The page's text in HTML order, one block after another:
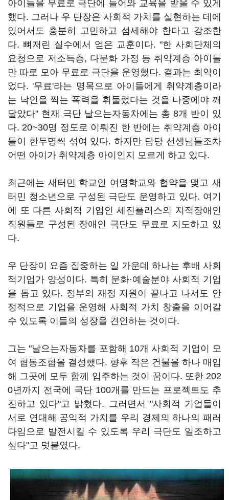
아이들을 무료로 극단에 들어와 교육을 받을 수 있게
했다. 그러나 우 단장은 사회적 가치를 실현하는 데에
있어서도 충분히 고민하고 섬세해야 한다고 강조한
다. 뼈저린 실수에서 얻은 교훈이다. "한 사회단체의
요청으로 저소득층, 다문화 가정 등 취약계층 아이들
만 따로 모아 무료로 극단을 운영했다. 결과는 최악이
었다. '무료'라는 명목으로 아이들에게 취약계층이라
는 낙인을 찍는 폭력을 휘둘렀다는 것을 나중에야 깨
달았다" 현재 극단 날으는자동차에는 총 8개 반이 있
다. 20~30명 정도로 이뤄진 한 반에는 취약계층 아이
들이 한두명씩 섞여 있다. 하지만 담당 선생님들조차
어떤 아이가 취약계층 아이인지 모르게 하고 있다.
최근에는 새터민 학교인 여명학교와 협약을 맺고 새
터민 청소년으로 구성된 극단도 운영하고 있다. 여기
에 또 다른 사회적 기업인 세진플러스의 지적장애인
직원들로 구성된 장애인 극단도 무료로 지도하고 있
다.
우 단장이 요즘 집중하는 일 가운데 하나는 후배 사회
적기업가 양성이다. 특히 문화·예술분야 사회적 기업
을 돕고 있다. 정부의 재정 지원이 끝나고 나서도 안
정적으로 기업을 운영해 사회적 가치 창출을 이어갈
수 있도록 이들의 성장을 견인하는 것이다.
그는 "날으는자동차를 포함해 10개 사회적 기업이 모
여 협동조합을 결성했다. 향후 작은 건물을 하나 매입
해 그곳에 모두 함께 입주하는 것이 꿈이다. 또한 202
0년까지 전국에 극단 100개를 만드는 프로젝트도 추
진하고 있다"고 밝혔다. 그러면서 "사회적 기업들이
서로 연대해 공익적 가치를 우리 경제의 하나의 패러
다임으로 발전시킬 수 있도록 우리 극단도 일조하고
싶다"고 덧붙였다.